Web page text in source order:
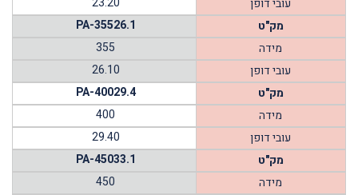
עובי דופן
מק"ט
PA-35526.1
מידה
355
עובי דופן
26.10
מק"ט
PA-40029.4
מידה
400
עובי דופן
29.40
מק"ט
PA-45033.1
מידה
450